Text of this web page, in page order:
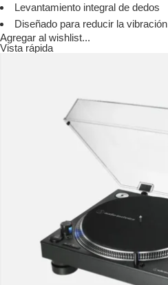
Levantamiento integral de dedos
Diseñado para reducir la vibración
Agregar al wishlist...
Vista rápida